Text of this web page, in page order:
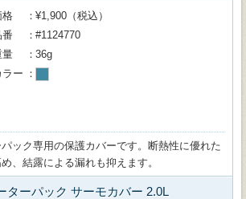
格
¥1,900（税込）
番
#1124770
量
36g
ラー
ック専用の保護カバーです。断熱性に優れた
、結露による漏れも抑えます。
ターパック サーモカバー 2.0L